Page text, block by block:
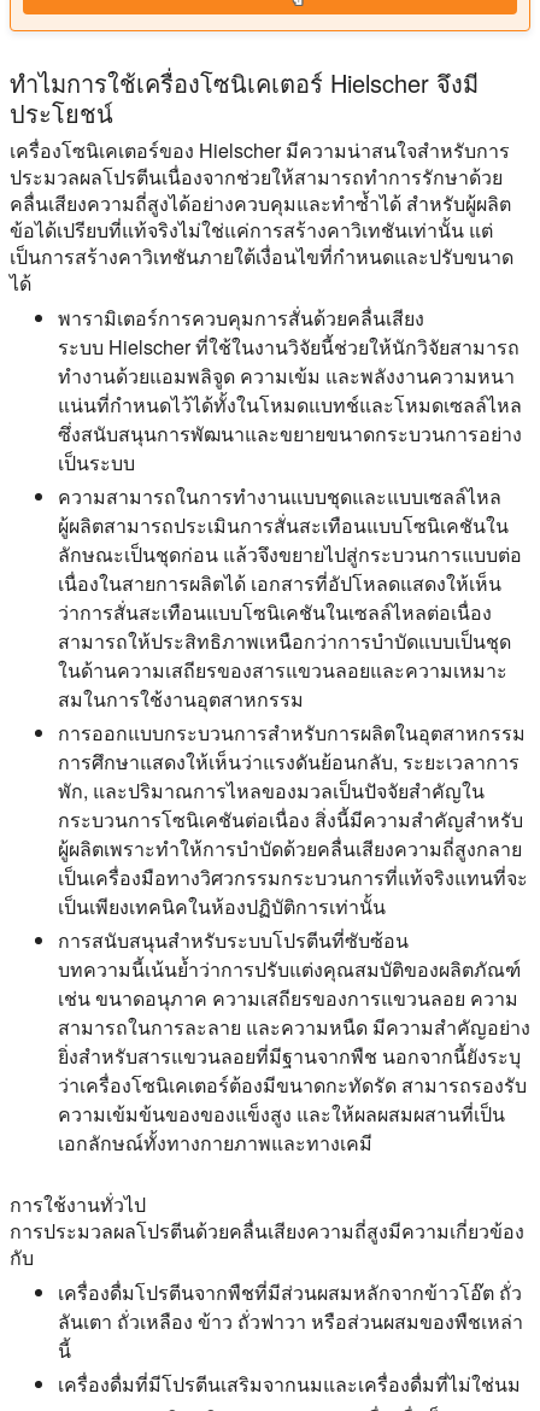
ทำไมการใช้เครื่องโซนิเคเตอร์ Hielscher จึงมี
ประโยชน์
เครื่องโซนิเคเตอร์ของ Hielscher มีความน่าสนใจสำหรับการ
ประมวลผลโปรตีนเนื่องจากช่วยให้สามารถทำการรักษาด้วย
คลื่นเสียงความถี่สูงได้อย่างควบคุมและทำซ้ำได้ สำหรับผู้ผลิต
ข้อได้เปรียบที่แท้จริงไม่ใช่แค่การสร้างคาวิเทชันเท่านั้น แต่
เป็นการสร้างคาวิเทชันภายใต้เงื่อนไขที่กำหนดและปรับขนาด
ได้
พารามิเตอร์การควบคุมการสั่นด้วยคลื่นเสียง
ระบบ Hielscher ที่ใช้ในงานวิจัยนี้ช่วยให้นักวิจัยสามารถ
ทำงานด้วยแอมพลิจูด ความเข้ม และพลังงานความหนา
แน่นที่กำหนดไว้ได้ทั้งในโหมดแบทช์และโหมดเซลล์ไหล
ซึ่งสนับสนุนการพัฒนาและขยายขนาดกระบวนการอย่าง
เป็นระบบ
ความสามารถในการทำงานแบบชุดและแบบเซลล์ไหล
ผู้ผลิตสามารถประเมินการสั่นสะเทือนแบบโซนิเคชันใน
ลักษณะเป็นชุดก่อน แล้วจึงขยายไปสู่กระบวนการแบบต่อ
เนื่องในสายการผลิตได้ เอกสารที่อัปโหลดแสดงให้เห็น
ว่าการสั่นสะเทือนแบบโซนิเคชันในเซลล์ไหลต่อเนื่อง
สามารถให้ประสิทธิภาพเหนือกว่าการบำบัดแบบเป็นชุด
ในด้านความเสถียรของสารแขวนลอยและความเหมาะ
สมในการใช้งานอุตสาหกรรม
การออกแบบกระบวนการสำหรับการผลิตในอุตสาหกรรม
การศึกษาแสดงให้เห็นว่าแรงดันย้อนกลับ, ระยะเวลาการ
พัก, และปริมาณการไหลของมวลเป็นปัจจัยสำคัญใน
กระบวนการโซนิเคชันต่อเนื่อง สิ่งนี้มีความสำคัญสำหรับ
ผู้ผลิตเพราะทำให้การบำบัดด้วยคลื่นเสียงความถี่สูงกลาย
เป็นเครื่องมือทางวิศวกรรมกระบวนการที่แท้จริงแทนที่จะ
เป็นเพียงเทคนิคในห้องปฏิบัติการเท่านั้น
การสนับสนุนสำหรับระบบโปรตีนที่ซับซ้อน
บทความนี้เน้นย้ำว่าการปรับแต่งคุณสมบัติของผลิตภัณฑ์
เช่น ขนาดอนุภาค ความเสถียรของการแขวนลอย ความ
สามารถในการละลาย และความหนืด มีความสำคัญอย่าง
ยิ่งสำหรับสารแขวนลอยที่มีฐานจากพืช นอกจากนี้ยังระบุ
ว่าเครื่องโซนิเคเตอร์ต้องมีขนาดกะทัดรัด สามารถรองรับ
ความเข้มข้นของของแข็งสูง และให้ผลผสมผสานที่เป็น
เอกลักษณ์ทั้งทางกายภาพและทางเคมี
การใช้งานทั่วไป
การประมวลผลโปรตีนด้วยคลื่นเสียงความถี่สูงมีความเกี่ยวข้อง
กับ
เครื่องดื่มโปรตีนจากพืชที่มีส่วนผสมหลักจากข้าวโอ๊ต ถั่ว
ลันเตา ถั่วเหลือง ข้าว ถั่วฟาวา หรือส่วนผสมของพืชเหล่า
นี้
เครื่องดื่มที่มีโปรตีนเสริมจากนมและเครื่องดื่มที่ไม่ใช่นม